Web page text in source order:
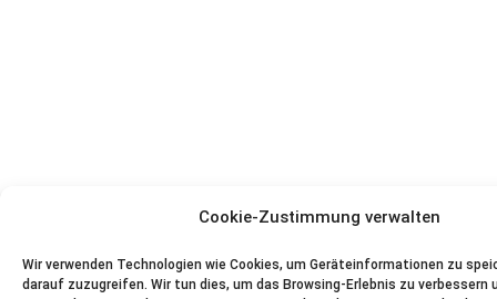
Cookie-Zustimmung verwalten
Wir verwenden Technologien wie Cookies, um Geräteinformationen zu
darauf zuzugreifen. Wir tun dies, um das Browsing-Erlebnis zu verbessern